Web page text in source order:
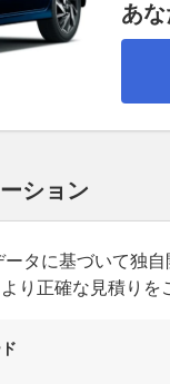
あ
ション
タに基づいて独
り正確な見積り